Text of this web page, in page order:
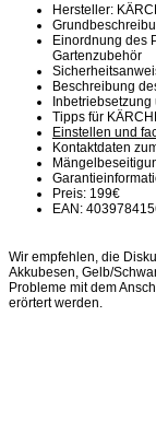
Hersteller:
Einordnung des
Gartenzubehör
Beschreibung
Tipps für
Einstellen und
Kontaktdaten
Preis: 199€
EAN:
Wir empfehlen, die
Akkubesen, Gelb/
Probleme mit dem
erörtert werden.